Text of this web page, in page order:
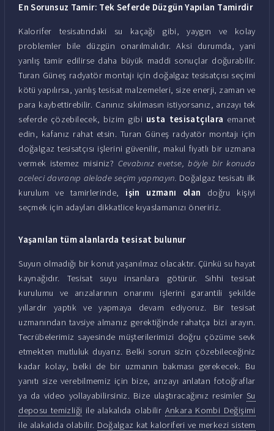
En Sorunsuz Tamir: Tek Seferde Düzgün Yapılan Tamirdir
Kalorifer tesisatındaki su kaçağı gibi, yaygın ve kolay
problemler bile düzgün onarılmalıdır. Aksi durumda, yani
yanlış tamir edilirse daha büyük maddi sonuçlar doğurabilir.
Turan Güneş radyatör montajı için doğalgaz tesisatçısı seçimi
kötü yapılırsa, yanlış tesisat malzemeleri, size enerji, zaman ve
para kaybettirebilir. Canınız sıkılmasın istiyorsanız, arızayı tek
seferde çözebilecek, bizim gibi usta tesisatçılara emanet
edin, kafanız rahat etsin. Turan Güneş radyatör montajı için
doğalgaz tesisatçısı işlerini güvenilir, makul fiyatlı bir uzmana
vermek istemez misiniz? Cevabınız evetse, böyle bir konuda
aceleci davranıp alelade seçim yapmayın. Doğalgaz tesisatı ilk
kurulum ve tamirlerinde, işin uzmanı olan doğru kişiyi
seçmek için adayları dikkatlice kıyaslamanızı öneririz.
Yaşanılan tüm alanlarda tesisat bulunur
Suyun olmadığı bir konut yaşanılmaz olacaktır. Çünkü su hayat
kaynağıdır. Tesisat suyu insanlara götürür. Sıhhi tesisat
kurulumu ve arızalarının onarımı işlerini garantili şekilde
yıllardır yaptık ve yapmaya devam ediyoruz. Bir tesisat
uzmanından tavsiye almanız gerektiğinde rahatça bizi arayın.
Tecrübelerimiz sayesinde müşterilerimizi doğru çözüme sevk
etmekten mutluluk duyarız. Belki sorun sizin çözebileceğiniz
kadar kolay, belki de bir uzmanın bakması gerekecek. Bu
yanıtı size verebilmemiz için bize, arızayı anlatan fotoğraflar
ya da video yollayabilirsiniz. Bize ulaştıracağınız resimler Su
deposu temizliği ile alakalıda olabilir Ankara Kombi Değişimi
ile alakalıda olabilir. Doğalgaz kat kaloriferi ve merkezi sistem